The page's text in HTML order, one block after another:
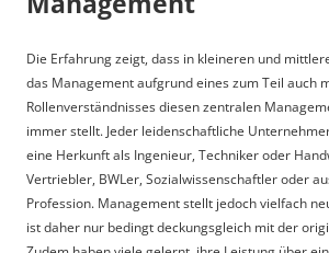
Die Erfahrung zeigt, dass in kleineren und
das Management aufgrund eines zum Teil auch
Rollenverständnisses diesen zentralen
immer stellt. Jeder leidenschaftliche
eine Herkunft als Ingenieur, Techniker oder
Vertriebler, BWLer, Sozialwissenschaftler oder
Profession. Management stellt jedoch vielfach
ist daher nur bedingt deckungsgleich mit der